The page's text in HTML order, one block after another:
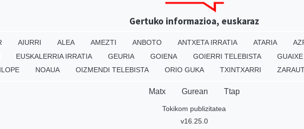
Gertuko informazioa, euskaraz
AIURRI ALEA AMEZTI ANBOTO ANTXETA IRRATIA ATARIA
EUSKALERRIA IRRATIA GEURIA GOIENA GOIERRI TELEBISTA GUAIXE
NOAUA OIZMENDI TELEBISTA ORIO GUKA TXINTXARRI
Matx Gurean Ttap
Tokikom publizitatea
v16.25.0